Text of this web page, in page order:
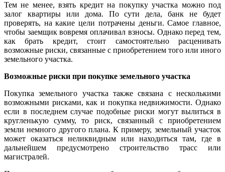
Тем не менее, взять кредит на покупку участка можно под
залог квартиры или дома. По сути дела, банк не будет
проверять, на какие цели потрачены деньги. Самое главное,
чтобы заемщик вовремя оплачивал взносы. Однако перед тем,
как брать кредит, стоит самостоятельно расценивать
возможные риски, связанные с приобретением того или иного
земельного участка.
Возможные риски при покупке земельного участка
Покупка земельного участка также связана с несколькими
возможными рисками, как и покупка недвижимости. Однако
если в последнем случае подобные риски могут вылиться в
кругленькую сумму, то риск, связанный с приобретением
земли немного другого плана. К примеру, земельный участок
может оказаться неликвидным или находиться там, где в
дальнейшем предусмотрено строительство трасс или
магистралей.